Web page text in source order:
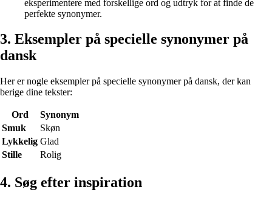
eksperimentere med forskellige ord og udtryk for at finde de
perfekte synonymer.
3. Eksempler på specielle synonymer på
dansk
Her er nogle eksempler på specielle synonymer på dansk, der kan
berige dine tekster:
Ord
Synonym
Smuk
Skøn
Lykkelig Glad
Stille
Rolig
4. Søg efter inspiration